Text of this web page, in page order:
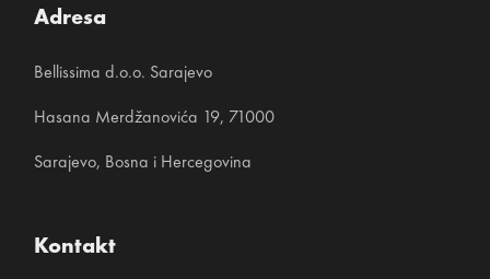
Adresa
Bellissima d.o.o. Sarajevo
Hasana Merdžanovića 19, 71000
Sarajevo, Bosna i Hercegovina
Kontakt